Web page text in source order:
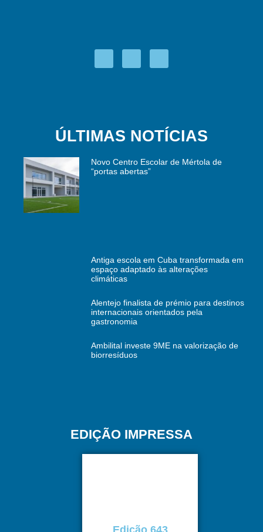
ÚLTIMAS NOTÍCIAS
Novo Centro Escolar de Mértola de
“portas abertas”
Antiga escola em Cuba transformada em
espaço adaptado às alterações
climáticas
Alentejo finalista de prémio para destinos
internacionais orientados pela
gastronomia
Ambilital investe 9ME na valorização de
biorresíduos
EDIÇÃO IMPRESSA
Edição 643